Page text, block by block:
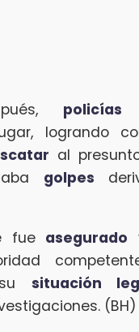
policías
logrando
al
golpes
fue asegurado
situación
(BH)